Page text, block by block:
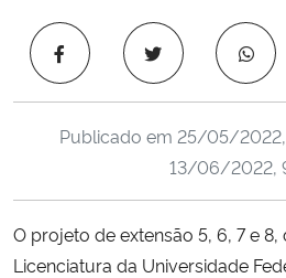
Ministério da Educação
Ministério da Cidadania
Ministério de Minas e Energia
Publicado em 25/05/2022,
13/06/2022,
O projeto de extensão 5, 6, 7 e
Licenciatura da Universidade